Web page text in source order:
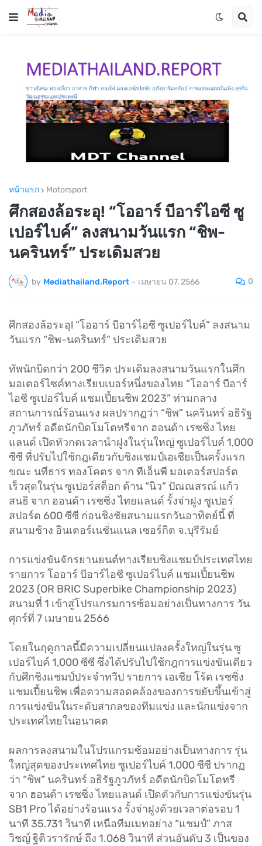
หน้าแรก Motorsport
ศึกสองล้อระอุ! “โออาร์ บีอาร์ไอซี ซู
เปอร์ไบค์” ลงสนามวันแรก “ชิพ-
นครินทร์” ประเดิมสวย
by Mediathailand.Report - เมษายน 07, 2566 0
ศึกสองล้อระอุ! “โออาร์ บีอาร์ไอซี ซูเปอร์ไบค์” ลงสนาม
วันแรก “ชิพ-นครินทร์” ประเดิมสวย
ทัพนักบิดกว่า 200 ชีวิต ประเดิมลงสนามวันแรกในศึก
มอเตอร์ไซค์ทางเรียบเบอร์หนึ่งของไทย “โออาร์ บีอาร์
ไอซี ซูเปอร์ไบค์ แชมเปี้ยนชิพ 2023” ท่ามกลาง
สถานการณ์ร้อนแรง ผลปรากฏว่า “ชิพ” นครินทร์ อธิรัฐ
ภูวภัทร์ อดีตนักบิดโมโตทรีจาก ฮอนด้า เรซซิ่ง ไทย
แลนด์ เปิดหัวกดเวลานำฝูงในรุ่นใหญ่ ซูเปอร์ไบค์ 1,000
ซีซี ที่ปรับไปใช้กฎเดียวกับชิงแชมป์เอเชียเป็นครั้งแรก
ขณะ นทีธาร ทองโคตร จาก ทีเอ็นพี มอเตอร์สปอร์ต
เร็วสุดในรุ่น ซูเปอร์สต็อก ด้าน “นิว” ปัณณสรณ์ แก้ว
สนธิ จาก ฮอนด้า เรซซิ่ง ไทยแลนด์ รั้งจ่าฝูง ซูเปอร์
สปอร์ต 600 ซีซี ก่อนชิงชัยสนามแรกวันอาทิตย์นี้ ที่
สนามช้าง อินเตอร์เนชั่นแนล เซอร์กิต จ.บุรีรัมย์
การแข่งขันจักรยานยนต์ทางเรียบชิงแชมป์ประเทศไทย
รายการ โออาร์ บีอาร์ไอซี ซูเปอร์ไบค์ แชมเปี้ยนชิพ
2023 (OR BRIC Superbike Championship 2023)
สนามที่ 1 เข้าสู่โปรแกรมการซ้อมอย่างเป็นทางการ วัน
ศุกร์ที่ 7 เมษายน 2566
โดยในฤดูกาลนี้มีความเปลี่ยนแปลงครั้งใหญ่ในรุ่น ซู
เปอร์ไบค์ 1,000 ซีซี ซึ่งได้ปรับไปใช้กฎการแข่งขันเดียว
กับศึกชิงแชมป์ประจำทวีป รายการ เอเชีย โร้ด เรซซิ่ง
แชมเปี้ยนชิพ เพื่อความสอดคล้องของการขยับขึ้นเข้าสู่
การแข่งขันในระดับสากลของทีมแข่ง และนักแข่งจาก
ประเทศไทยในอนาคต
ผลการลงสนามในโปรแกรมซ้อมอย่างเป็นทางการ รุ่น
ใหญ่สุดของประเทศไทย ซูเปอร์ไบค์ 1,000 ซีซี ปรากฏ
ว่า “ชิพ” นครินทร์ อธิรัฐภูวภัทร์ อดีตนักบิดโมโตทรี
จาก ฮอนด้า เรซซิ่ง ไทยแลนด์ เปิดตัวกับการแข่งขันรุ่น
SB1 Pro ได้อย่างร้อนแรง รั้งจ่าฝูงด้วยเวลาต่อรอบ 1
นาที 35.731 วินาที เหนือทีมเมทอย่าง “แชมป์” ภาส
วิชญ์ ฐิติวรารักษ์ ถึง 1.068 วินาที ส่วนอันดับ 3 เป็นของ